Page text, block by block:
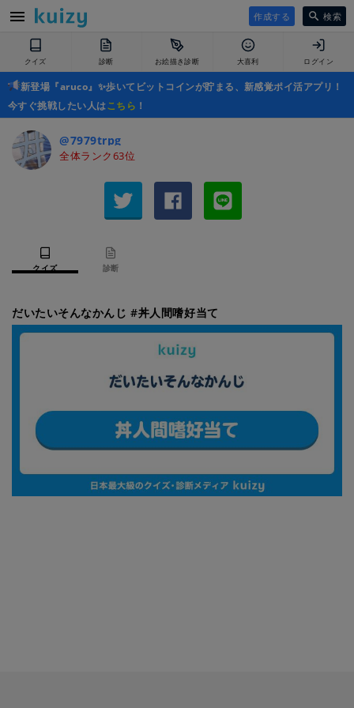
作成する 検索
クイズ 診断 お絵描き診断 大喜利 ログイン
新登場『aruco』✨歩いてビットコインが貯まる、新感覚ポイ活アプリ！
今すぐ挑戦したい人はこちら ！
@7979trpg
全体ランク63位
クイズ 診断
だいたいそんなかんじ #丼人間嗜好当て